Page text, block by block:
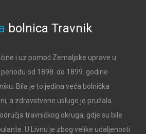
bolnica Travnik
i uz pomoć Zemaljske uprave u
od 1898. do 1899. godine
Bila je to jedina veća bolnička
a zdravstvene usluge je pružala
travničkog okruga, gdje su bile
U Livnu je zbog velike udaljenosti